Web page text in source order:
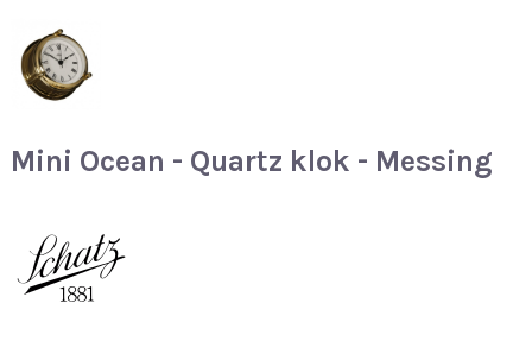
Mini Ocean - Quartz klok - Messing